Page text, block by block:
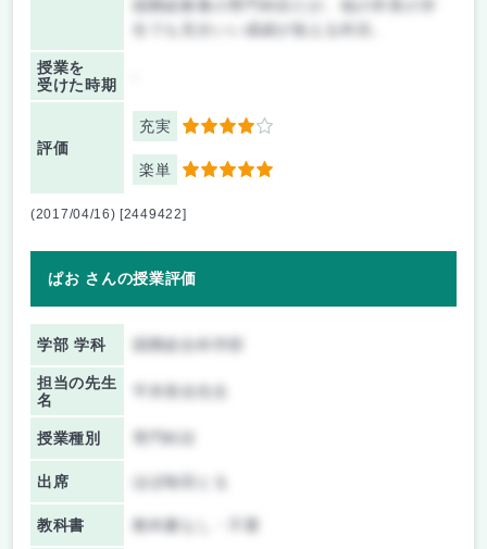
生でも充分いい成績が狙える科目。
授業を
受けた時期
評価
充実 4
楽単 5
(2017/04/16) [2449422]
ぱお さんの授業評価
学部 学科 国際総合科学部
担当の先生
名
授業種別
出席 ほぼ毎回とる
教科書 教科書なし・不要